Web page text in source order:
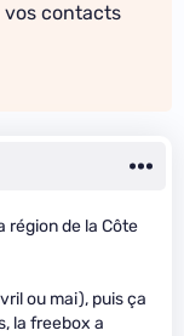
vos contacts
région de la Côte
ou mai), puis ça
la freebox a